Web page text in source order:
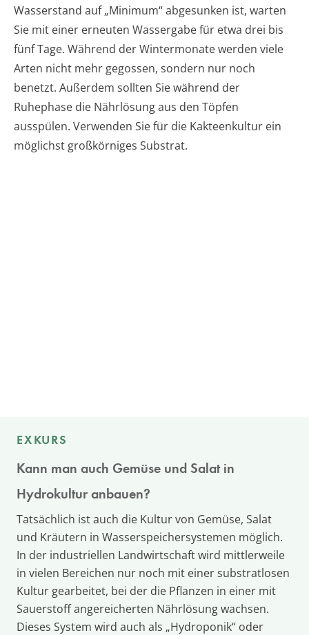
Wasserstand auf „Minimum“ abgesunken ist, warten
Sie mit einer erneuten Wassergabe für etwa drei bis
fünf Tage. Während der Wintermonate werden viele
Arten nicht mehr gegossen, sondern nur noch
benetzt. Außerdem sollten Sie während der
Ruhephase die Nährlösung aus den Töpfen
ausspülen. Verwenden Sie für die Kakteenkultur ein
möglichst großkörniges Substrat.
EXKURS
Kann man auch Gemüse und Salat in
Hydrokultur anbauen?
Tatsächlich ist auch die Kultur von Gemüse, Salat
und Kräutern in Wasserspeichersystemen möglich.
In der industriellen Landwirtschaft wird mittlerweile
in vielen Bereichen nur noch mit einer substratlosen
Kultur gearbeitet, bei der die Pflanzen in einer mit
Sauerstoff angereicherten Nährlösung wachsen.
Dieses System wird auch als „Hydroponik“ oder